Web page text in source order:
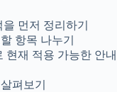
먼저 정리하기
항목 나누기
현재 적용 가능한 안내
펴보기